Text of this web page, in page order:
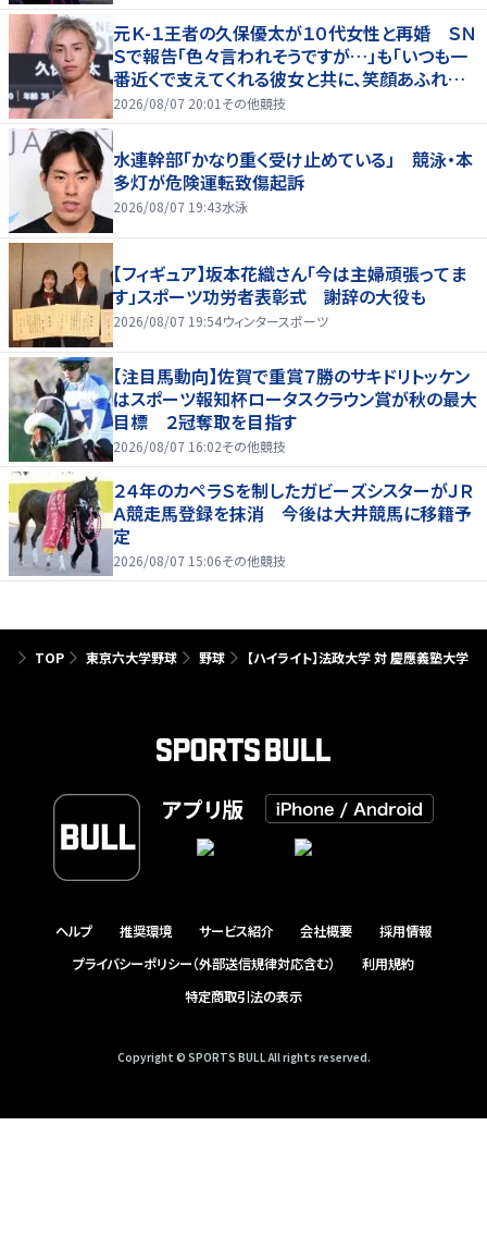
元Ｋ-１王者の久保優太が１０代女性と再婚 ＳＮ
Ｓで報告「色々言われそうですが…」も「いつも一
番近くで支えてくれる彼女と共に、笑顔あふれる
家庭を築いていきたい」
2026/08/07 20:01 その他競技
水連幹部「かなり重く受け止めている」 競泳・本
多灯が危険運転致傷起訴
2026/08/07 19:43水泳
【フィギュア】坂本花織さん「今は主婦頑張ってま
す」スポーツ功労者表彰式 謝辞の大役も
2026/08/07 19:54ウィンタースポーツ
【注目馬動向】佐賀で重賞７勝のサキドリトッケン
はスポーツ報知杯ロータスクラウン賞が秋の最大
目標 ２冠奪取を目指す
2026/08/07 16:02その他競技
２４年のカペラＳを制したガビーズシスターがＪＲ
Ａ競走馬登録を抹消 今後は大井競馬に移籍予
定
2026/08/07 15:06その他競技
TOP 東京六大学野球 野球 【ハイライト】法政大学 対 慶應義塾大学
アプリ版
ヘルプ 推奨環境 サービス紹介 会社概要
採用情報
プライバシーポリシー（外部送信規律対応含む）
利用規約
特定商取引法の表示
Copyright © SPORTS BULL All rights reserved.